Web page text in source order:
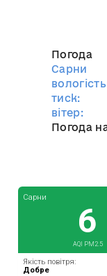
Погода
Сарни
тиск:
вітер:
Погода